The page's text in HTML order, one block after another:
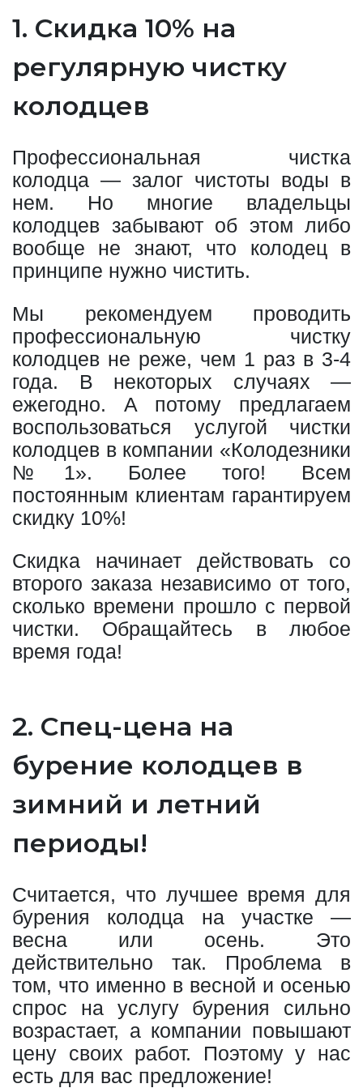
1. Скидка 10% на
регулярную чистку
колодцев
Профессиональная чистка
колодца — залог чистоты воды в
нем. Но многие владельцы
колодцев забывают об этом либо
вообще не знают, что колодец в
принципе нужно чистить.
Мы рекомендуем проводить
профессиональную чистку
колодцев не реже, чем 1 раз в 3-4
года. В некоторых случаях —
ежегодно. А потому предлагаем
воспользоваться услугой чистки
колодцев в компании «Колодезники
№1». Более того! Всем
постоянным клиентам гарантируем
скидку 10%!
Скидка начинает действовать со
второго заказа независимо от того,
сколько времени прошло с первой
чистки. Обращайтесь в любое
время года!
2. Спец-цена на
бурение колодцев в
зимний и летний
периоды!
Считается, что лучшее время для
бурения колодца на участке —
весна или осень. Это
действительно так. Проблема в
том, что именно в весной и осенью
спрос на услугу бурения сильно
возрастает, а компании повышают
цену своих работ. Поэтому у нас
есть для вас предложение!